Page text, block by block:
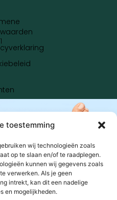
toestemming
wij technologieën zoals
op te slaan en/of te raadplegen.
kunnen wij gegevens zoals
verwerken. Als je geen
intrekt, kan dit een nadelige
en mogelijkheden.
BYBRAND IT UP